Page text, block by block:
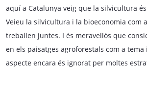
aquí a Catalunya veig que la silvicultura
Veieu la silvicultura i la bioeconomia com
treballen juntes. I és meravellós que
en els paisatges agroforestals com a
aspecte encara és ignorat per moltes